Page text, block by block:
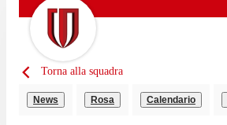
Torna alla squadra
News Rosa Calendario